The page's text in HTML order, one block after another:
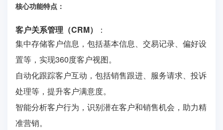
核心功能特点：
客户关系管理（CRM）
：
集中存储客户信息，包括基本信息、交易记录、偏好设
置等，实现360度客户视图。
自动化跟踪客户互动，包括销售跟进、服务请求、投诉
处理等，提升客户满意度。
智能分析客户行为，识别潜在客户和销售机会，助力精
准营销。